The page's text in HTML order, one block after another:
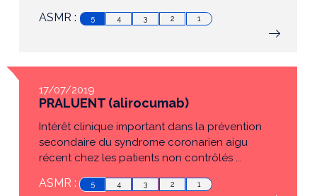
ASMR : 5 4 3 2 1
17/07/2019
PRALUENT (alirocumab)
Intérêt clinique important dans la prévention
secondaire du syndrome coronarien aigu
récent chez les patients non contrôlés ...
ASMR : 5 4 3 2 1